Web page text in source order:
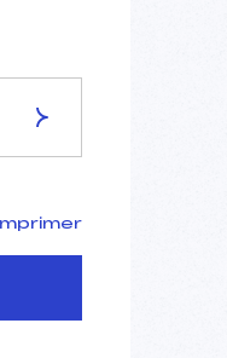
TUFFES
–